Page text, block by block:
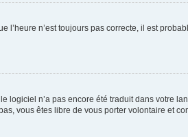
l’heure n’est toujours pas correcte, il est
logiciel n’a pas encore été traduit dans votre
vous êtes libre de vous porter volontaire et